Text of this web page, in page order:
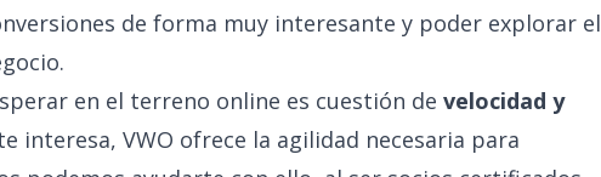
de forma muy interesante y poder explorar el
en el terreno online es cuestión de velocidad y
interesa, VWO ofrece la agilidad necesaria para